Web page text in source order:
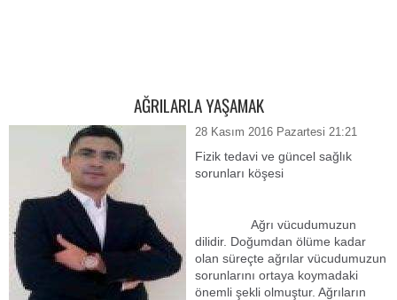
AĞRILARLA YAŞAMAK
28 Kasım 2016 Pazartesi 21:21
Fizik tedavi ve güncel sağlık
sorunları köşesi
Ağrı vücudumuzun
dilidir. Doğumdan ölüme kadar
olan süreçte ağrılar vücudumuzun
sorunlarını ortaya koymadaki
önemli şekli olmuştur. Ağrıların